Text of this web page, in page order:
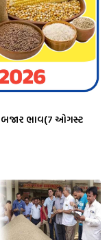
બજાર ભાવ(7 ઓગસ્ટ